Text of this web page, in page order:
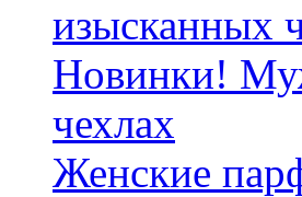
изысканных
Новинки!
чехлах
Женские